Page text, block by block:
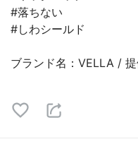
#落ちない
#しわシールド
ブランド名：VELLA /